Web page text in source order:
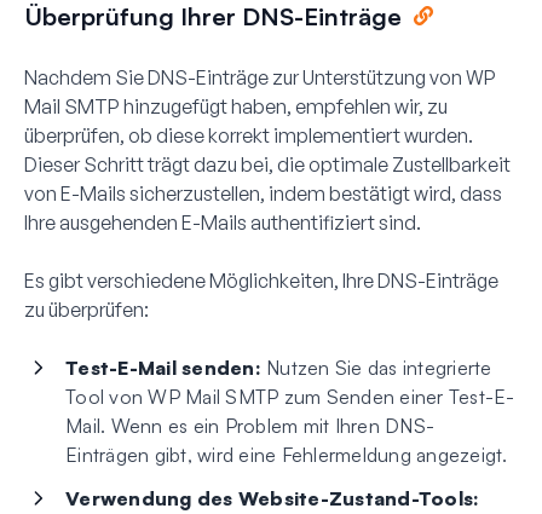
Überprüfung Ihrer DNS-Einträge
Nachdem Sie DNS-Einträge zur Unterstützung von WP
Mail SMTP hinzugefügt haben, empfehlen wir, zu
überprüfen, ob diese korrekt implementiert wurden.
Dieser Schritt trägt dazu bei, die optimale Zustellbarkeit
von E-Mails sicherzustellen, indem bestätigt wird, dass
Ihre ausgehenden E-Mails authentifiziert sind.
Es gibt verschiedene Möglichkeiten, Ihre DNS-Einträge
zu überprüfen:
Test-E-Mail senden: Nutzen Sie das integrierte
Tool von WP Mail SMTP zum Senden einer Test-E-
Mail. Wenn es ein Problem mit Ihren DNS-
Einträgen gibt, wird eine Fehlermeldung angezeigt.
Verwendung des Website-Zustand-Tools: